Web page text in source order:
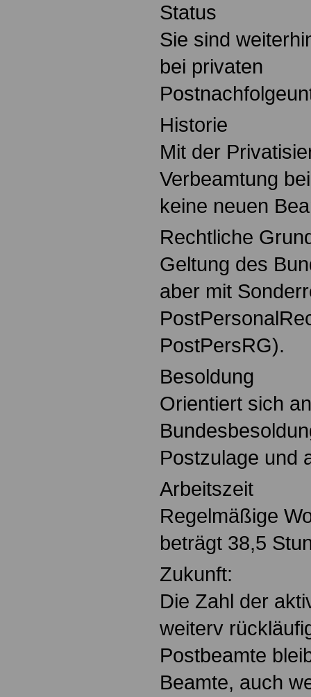
Status
Sie sind
bei privaten
Historie
Mit der
Verbeamtung
keine neuen
Rechtliche
Geltung des
aber mit
PostPersRG).
Besoldung
Orientiert sich an
Postzulage und
Arbeitszeit
Regelmäßige
beträgt 38,5
Zukunft:
Die Zahl der
weiterv
Postbeamte
Beamte, auch